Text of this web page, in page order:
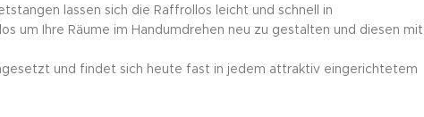
lassen sich die Raffrollos leicht und schnell in
um Ihre Räume im Handumdrehen neu zu gestalten und diesen mit
und findet sich heute fast in jedem attraktiv eingerichtetem